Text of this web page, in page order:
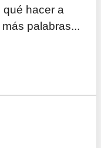
qué hacer a
palabras...